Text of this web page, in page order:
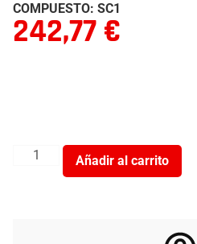
COMPUESTO: SC1
242,77€
Añadir al carrito